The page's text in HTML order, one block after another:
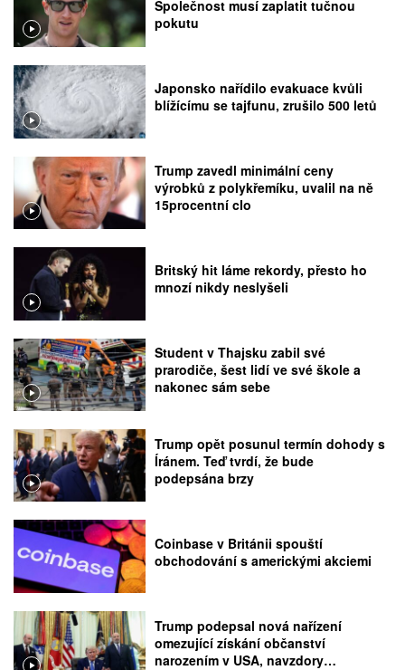
Společnost musí zaplatit tučnou
pokutu
Japonsko nařídilo evakuace kvůli
blížícímu se tajfunu, zrušilo 500 letů
Trump zavedl minimální ceny
výrobků z polykřemíku, uvalil na ně
15procentní clo
Britský hit láme rekordy, přesto ho
mnozí nikdy neslyšeli
Student v Thajsku zabil své
prarodiče, šest lidí ve své škole a
nakonec sám sebe
Trump opět posunul termín dohody s
Íránem. Teď tvrdí, že bude
podepsána brzy
Coinbase v Británii spouští
obchodování s americkými akciemi
Trump podepsal nová nařízení
omezující získání občanství
narozením v USA, navzdory